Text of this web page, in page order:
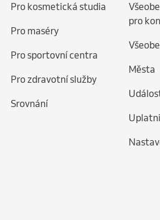
Pro kosmetická studia
Pro maséry
Pro sportovní centra
Pro zdravotní služby
Srovnání
pro
Města